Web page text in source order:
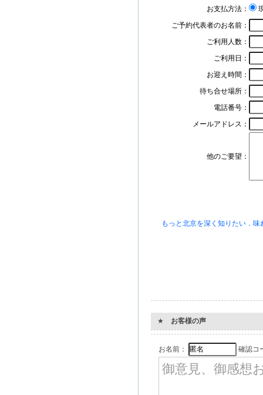
お支払方法：
ご予約代表者のお名前：
ご利用人数：
ご利用日：
お迎え時間：
待ち合せ場所：
電話番号：
メールアドレス：
他のご要望：
もっと北京を深く知りたい．
★ お客様の声
お名前： 確認コ